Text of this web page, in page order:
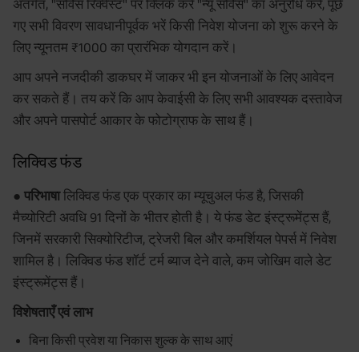
अंतर्गत, "सर्विस रिक्वेस्ट" पर क्लिक करें "न्यू सर्विस" का अनुरोध करें, पूछे
गए सभी विवरण सावधानीपूर्वक भरें किसी निवेश योजना को शुरू करने के
लिए न्यूनतम ₹1000 का प्रारंभिक योगदान करें।
आप अपने नजदीकी डाकघर में जाकर भी इन योजनाओं के लिए आवेदन
कर सकते हैं। तय करें कि आप केवाईसी के लिए सभी आवश्यक दस्तावेज
और अपने पासपोर्ट आकार के फोटोग्राफ के साथ हैं।
लिक्विड फंड
● परिभाषालिक्विड फंड एक प्रकार का म्यूचुअल फंड है, जिसकी
मैच्योरिटी अवधि 91 दिनों के भीतर होती है। ये फंड डेट इंस्ट्रूमेंट्स हैं,
जिनमें सरकारी सिक्योरिटीज, ट्रेजरी बिल और कमर्शियल पेपर्स में निवेश
शामिल है। लिक्विड फंड शॉर्ट टर्म ब्याज देने वाले, कम जोखिम वाले डेट
इंस्ट्रूमेंट्स हैं।
विशेषताएँ एवं लाभ
बिना किसी प्रवेश या निकास शुल्क के साथ आएं